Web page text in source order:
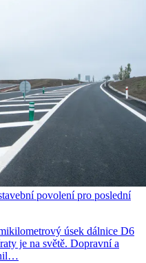
povolení pro poslední
úsek dálnice D6
je na světě. Dopravní a